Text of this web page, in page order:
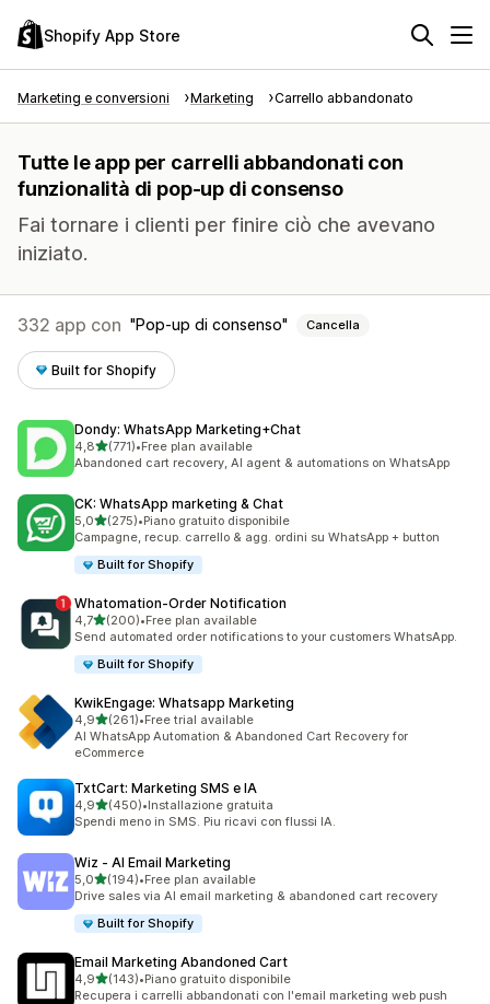
Shopify App Store
Marketing e conversioni Marketing Carrello abbandonato
Tutte le app per carrelli abbandonati con
funzionalità di pop-up di consenso
Fai tornare i clienti per finire ciò che avevano
iniziato.
332 app con Pop-up di consenso Cancella
Built for Shopify
Dondy: WhatsApp Marketing+Chat
4,8stelle su 5
(771)
771 recensioni totali
•Free plan available
Abandoned cart recovery, AI agent & automations on WhatsApp
CK: WhatsApp marketing & Chat
5,0stelle su 5
(275)
275 recensioni totali
•Piano gratuito disponibile
Campagne, recup. carrello & agg. ordini su WhatsApp + button
Built for Shopify
Whatomation‑Order Notification
4,7stelle su 5
(200)
200 recensioni totali
•Free plan available
Send automated order notifications to your customers WhatsApp.
Built for Shopify
KwikEngage: Whatsapp Marketing
4,9stelle su 5
(261)
261 recensioni totali
•Free trial available
AI WhatsApp Automation & Abandoned Cart Recovery for
eCommerce
TxtCart: Marketing SMS e IA
4,9stelle su 5
(450)
450 recensioni totali
•Installazione gratuita
Spendi meno in SMS. Piu ricavi con flussi IA.
Wiz ‑ AI Email Marketing
5,0stelle su 5
(194)
194 recensioni totali
•Free plan available
Drive sales via AI email marketing & abandoned cart recovery
Built for Shopify
Email Marketing Abandoned Cart
4,9stelle su 5
(143)
143 recensioni totali
•Piano gratuito disponibile
Recupera i carrelli abbandonati con l'email marketing web push